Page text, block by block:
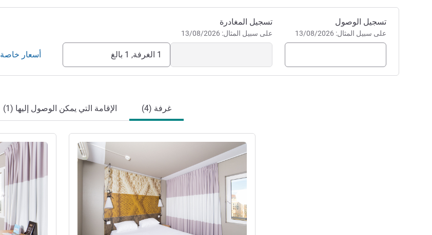
احجز في هذا الفندق
تسجيل الوصول
على سبيل المثال: 13/08/2026
تسجيل المغادرة
على سبيل المثال: 13/08/2026
1 الغرفة, 1 بالغ أسعار خاصة
غرفة (4) الإقامة التي يمكن الوصول إليها (1)
راجع التفاصيل راجع التفاصيل